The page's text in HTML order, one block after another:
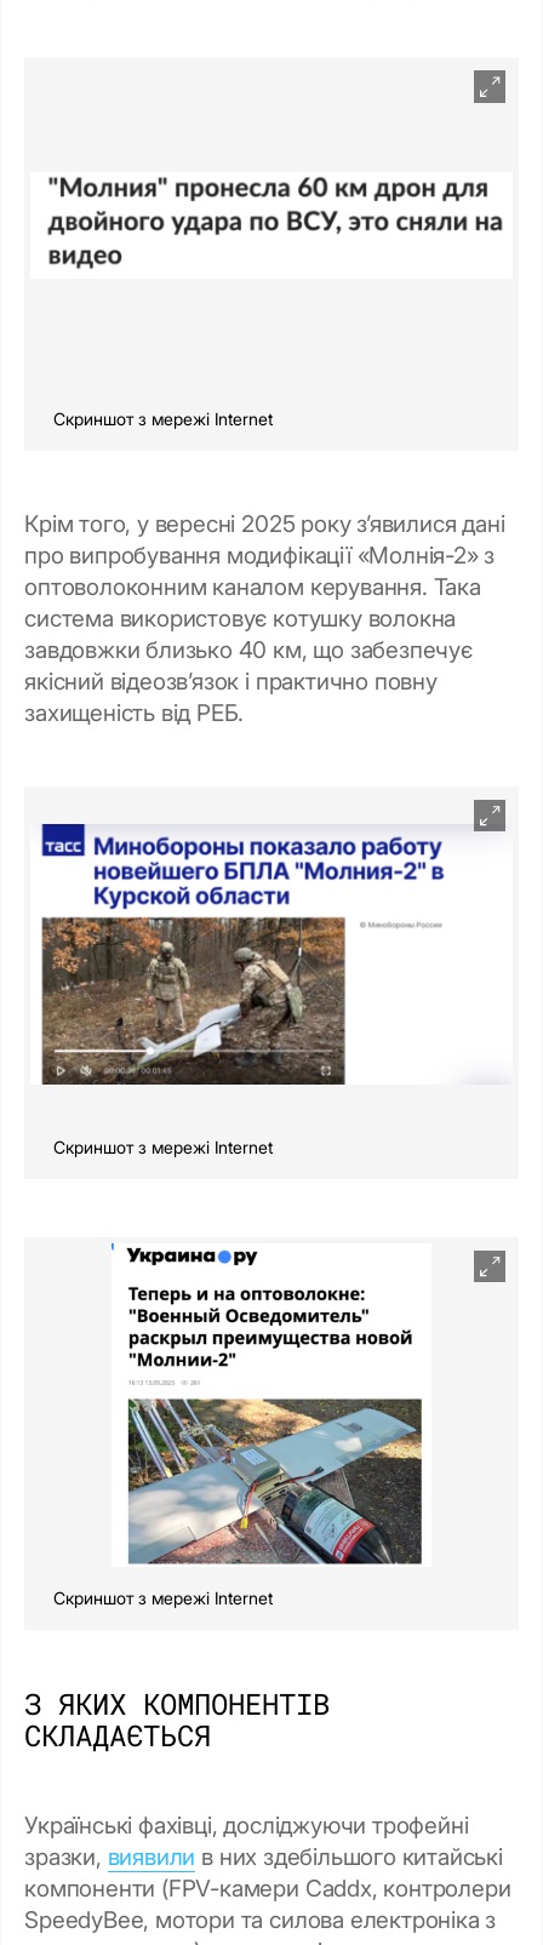
Скриншот з мережі Internet
Крім того, у вересні 2025 року з’явилися дані
про випробування модифікації «Молнія-2» з
оптоволоконним каналом керування. Така
система використовує котушку волокна
завдовжки близько 40 км, що забезпечує
якісний відеозв’язок і практично повну
захищеність від РЕБ.
Скриншот з мережі Internet
Скриншот з мережі Internet
З ЯКИХ КОМПОНЕНТІВ
СКЛАДАЄТЬСЯ
Українські фахівці, досліджуючи трофейні
зразки, виявили в них здебільшого китайські
компоненти (FPV-камери Caddx, контролери
SpeedyBee, мотори та силова електроніка з